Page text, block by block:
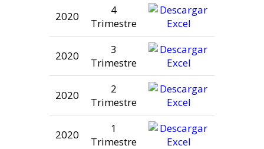
2020
4
Trimestre
2020
3
Trimestre
2020
2
Trimestre
2020
1
Trimestre